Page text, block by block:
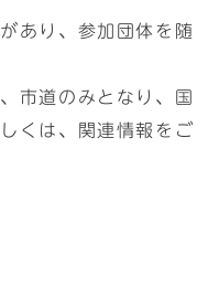
あり、参加団体を随
市道のみとなり、国
くは、関連情報をご